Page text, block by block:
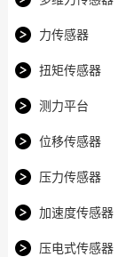
力传感器
扭矩传感器
测力平台
位移传感器
压力传感器
加速度传感器
压电式传感器